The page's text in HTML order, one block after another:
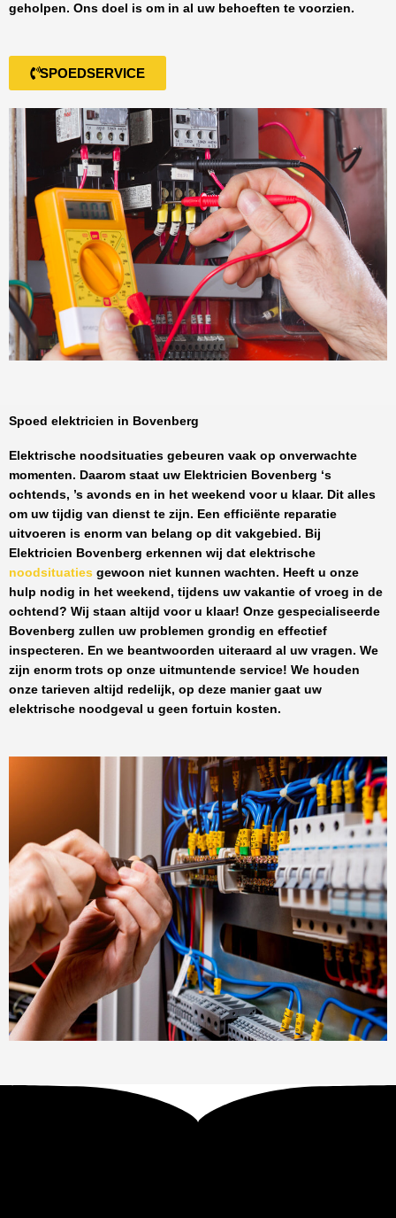
geholpen. Ons doel is om in al uw behoeften te voorzien.
SPOEDSERVICE
Spoed elektricien in Bovenberg
Elektrische noodsituaties gebeuren vaak op onverwachte
momenten. Daarom staat uw Elektricien Bovenberg ‘s
ochtends, ’s avonds en in het weekend voor u klaar. Dit alles
om uw tijdig van dienst te zijn. Een efficiënte reparatie
uitvoeren is enorm van belang op dit vakgebied. Bij
Elektricien Bovenberg erkennen wij dat elektrische
noodsituaties gewoon niet kunnen wachten. Heeft u onze
hulp nodig in het weekend, tijdens uw vakantie of vroeg in de
ochtend? Wij staan altijd voor u klaar! Onze gespecialiseerde
Bovenberg zullen uw problemen grondig en effectief
inspecteren. En we beantwoorden uiteraard al uw vragen. We
zijn enorm trots op onze uitmuntende service! We houden
onze tarieven altijd redelijk, op deze manier gaat uw
elektrische noodgeval u geen fortuin kosten.